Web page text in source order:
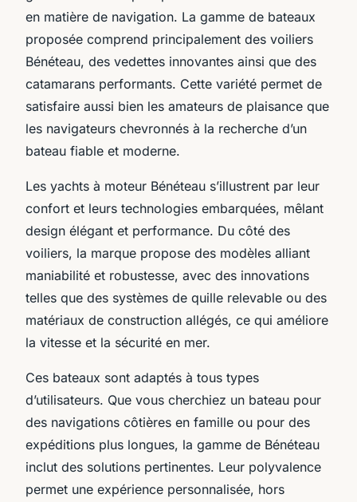
en matière de navigation. La gamme de bateaux
proposée comprend principalement des voiliers
Bénéteau, des vedettes innovantes ainsi que des
catamarans performants. Cette variété permet de
satisfaire aussi bien les amateurs de plaisance que
les navigateurs chevronnés à la recherche d’un
bateau fiable et moderne.
Les yachts à moteur Bénéteau s’illustrent par leur
confort et leurs technologies embarquées, mêlant
design élégant et performance. Du côté des
voiliers, la marque propose des modèles alliant
maniabilité et robustesse, avec des innovations
telles que des systèmes de quille relevable ou des
matériaux de construction allégés, ce qui améliore
la vitesse et la sécurité en mer.
Ces bateaux sont adaptés à tous types
d’utilisateurs. Que vous cherchiez un bateau pour
des navigations côtières en famille ou pour des
expéditions plus longues, la gamme de Bénéteau
inclut des solutions pertinentes. Leur polyvalence
permet une expérience personnalisée, hors